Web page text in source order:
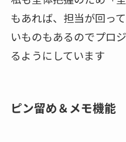
もあれば、担当が回っ
いものもあるのでプロ
るようにしています
ピン留め＆メモ機能